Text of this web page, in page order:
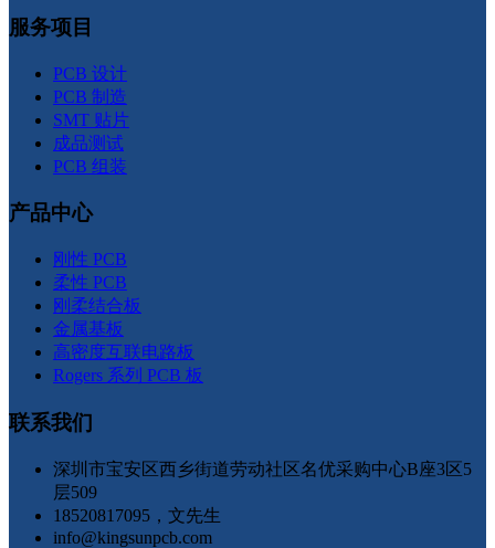
服务项目
PCB 设计
PCB 制造
SMT 贴片
成品测试
PCB 组装
产品中心
刚性 PCB
柔性 PCB
刚柔结合板
金属基板
高密度互联电路板
Rogers 系列 PCB 板
联系我们
深圳市宝安区西乡街道劳动社区名优采购中心B座3区5
层509
18520817095，文先生
info@kingsunpcb.com